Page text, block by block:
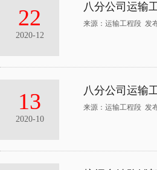
22
2020-12
八分公司运输
来源：运输工程段 发
13
2020-10
八分公司运输
来源：运输工程段 发